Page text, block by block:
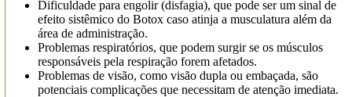
Dificuldade para engolir (disfagia), que pode ser um sinal de
efeito sistêmico do Botox caso atinja a musculatura além da
área de administração.
Problemas respiratórios, que podem surgir se os músculos
responsáveis pela respiração forem afetados.
Problemas de visão, como visão dupla ou embaçada, são
potenciais complicações que necessitam de atenção imediata.